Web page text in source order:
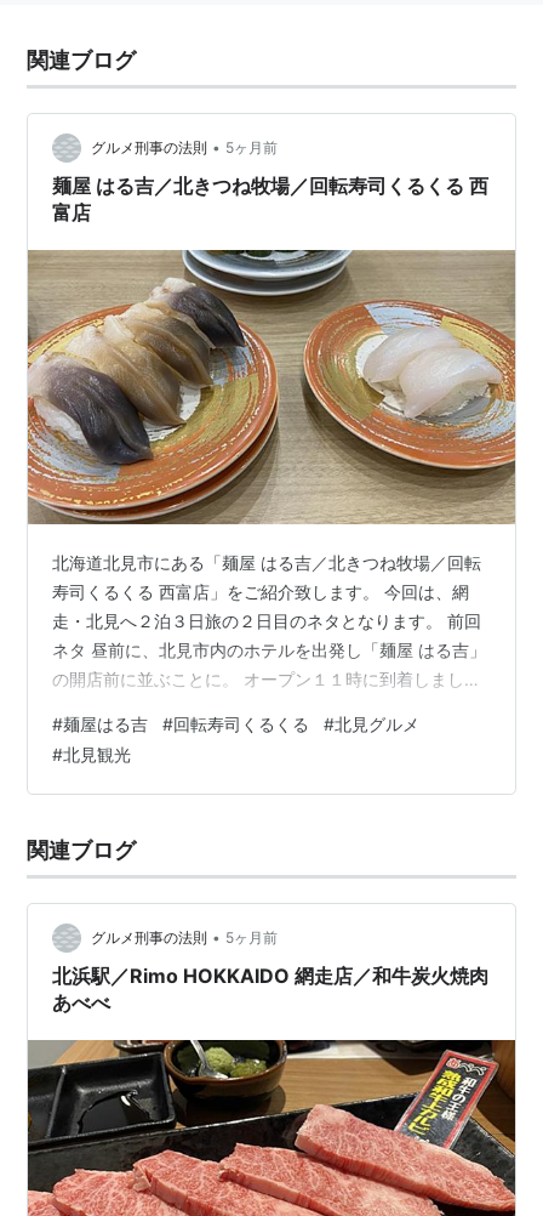
関連ブログ
グルメ刑事の法則 • 5ヶ月前
麺屋 はる吉／北きつね牧場／回転寿司くるくる 西
富店
北海道北見市にある「麺屋 はる吉／北きつね牧場／回転
寿司くるくる 西富店」をご紹介致します。 今回は、網
走・北見へ２泊３日旅の２日目のネタとなります。 前回
ネタ 昼前に、北見市内のホテルを出発し「麺屋 はる吉」
の開店前に並ぶことに。 オープン１１時に到着しました
へ案内され着席。 北見では大人気のラーメン店で、味噌
ラーメンがお勧めです。 今回で２度目の訪問。 あっさり
なのに濃厚で味噌の臭みが少ないまろやかな味は、豚
の香ばしさがスープに深みを出し、トッピングの生姜を
混ぜればスープを引き締めひと味…
#麺屋はる吉 #回転寿司くるくる #北見グルメ
#北見観光
関連ブログ
グルメ刑事の法則 • 5ヶ月前
北浜駅／Rimo HOKKAIDO 網走店／和牛炭火焼肉
あべべ